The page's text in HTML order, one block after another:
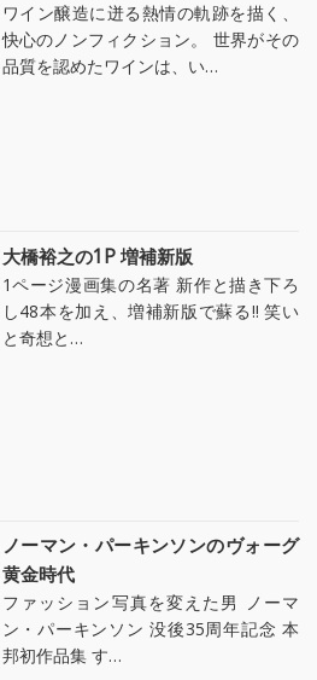
ワイン醸造に迸る熱情の軌跡を描く、
快心のノンフィクション。 世界がその
品質を認めたワインは、い…
大橋裕之の1P 増補新版
1ページ漫画集の名著 新作と描き下ろ
し48本を加え、増補新版で蘇る!! 笑い
と奇想と…
ノーマン・パーキンソンのヴォーグ
黄金時代
ファッション写真を変えた男 ノーマ
ン・パーキンソン 没後35周年記念 本
邦初作品集 す…